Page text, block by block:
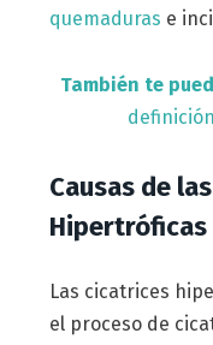
quemaduras e
También te
Causas de
Hipertróficas
Las cicatrices
el proceso de